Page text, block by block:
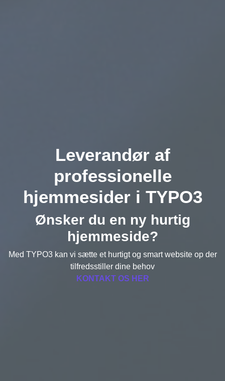
Leverandør af
professionelle
hjemmesider i TYPO3
Ønsker du en ny hurtig
hjemmeside?
Med TYPO3 kan vi sætte et hurtigt og smart website op der
tilfredsstiller dine behov
KONTAKT OS HER